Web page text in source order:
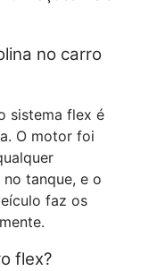
no carro
sistema flex é
O motor foi
tanque, e o
faz os
flex?